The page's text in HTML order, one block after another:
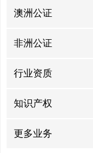
澳洲公证
非洲公证
行业资质
知识产权
更多业务